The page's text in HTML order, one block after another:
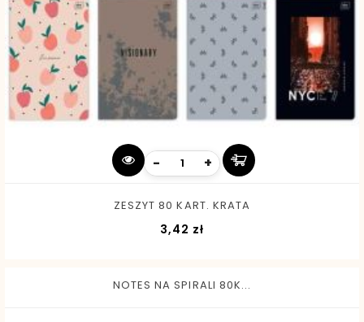
- +
ZESZYT 80 KART. KRATA
3,42 złCena
NOTES NA SPIRALI 80K...